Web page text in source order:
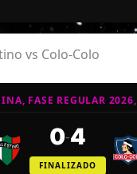
vs Colo-Colo
FASE REGULAR
0-4
FINALIZADO